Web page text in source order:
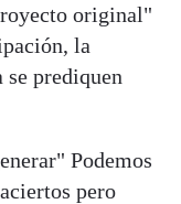
original"
la
prediquen
Podemos
pero